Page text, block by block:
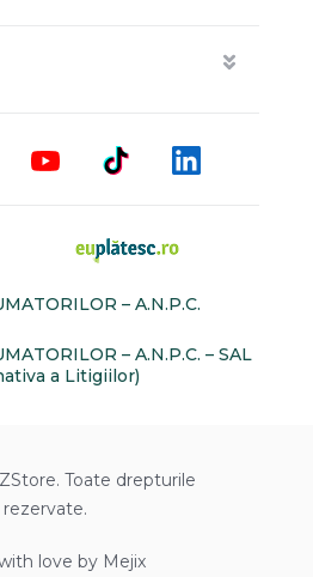
– A.N.P.C.
– A.N.P.C. – SAL
a Litigiilor)
Toate drepturile
rezervate.
love by Mejix